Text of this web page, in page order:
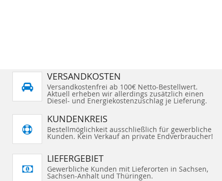
VERSANDKOSTEN
Versandkostenfrei ab 100€ Netto-Bestellwert.
Aktuell erheben wir allerdings zusätzlich einen
Diesel- und Energiekostenzuschlag je Lieferung.
KUNDENKREIS
Bestellmöglichkeit ausschließlich für gewerbliche
Kunden. Kein Verkauf an private Endverbraucher!
LIEFERGEBIET
Gewerbliche Kunden mit Lieferorten in Sachsen,
Sachsen-Anhalt und Thüringen.